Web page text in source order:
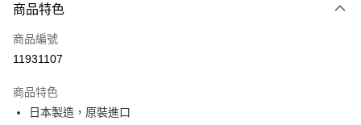
信用卡一次付款
LINE Pay
悠遊付
商品特色
商品編號
11931107
商品特色
日本製造，原裝進口